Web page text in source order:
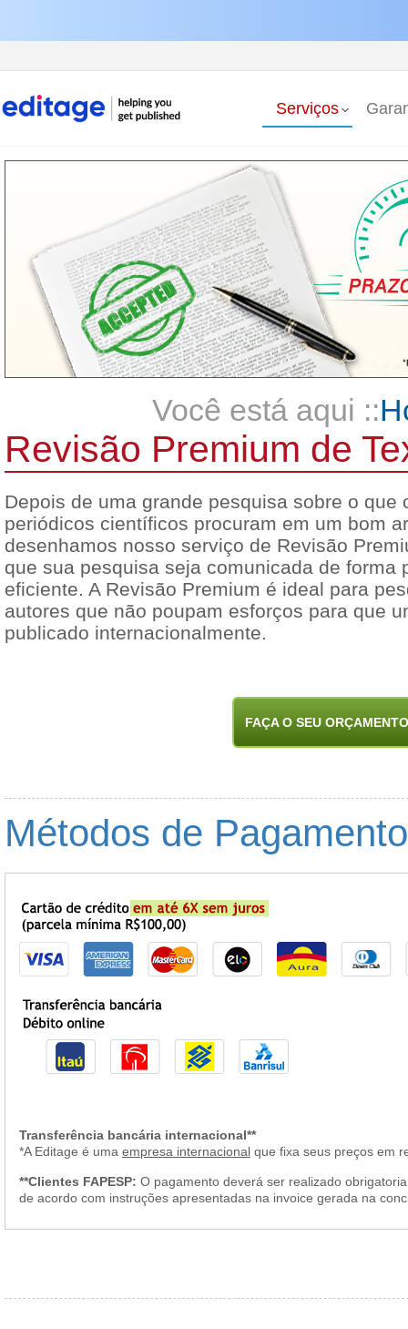
Serviços
Você está aqui ::
Revisão Premium de
Depois de uma grande pesquisa sobre o que
periódicos científicos procuram em um bom
desenhamos nosso serviço de Revisão
que sua pesquisa seja comunicada de forma
eficiente. A Revisão Premium é ideal para
autores que não poupam esforços para que
publicado internacionalmente.
FAÇA O SEU ORÇAMENTO
Métodos de
Transferência bancária internacional**
*A Editage é uma empresa internacional que fixa seus preços em
**Clientes FAPESP: O pagamento deverá ser realizado
de acordo com instruções apresentadas na invoice gerada na